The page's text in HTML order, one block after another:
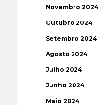
Novembro 2024
Outubro 2024
Setembro 2024
Agosto 2024
Julho 2024
Junho 2024
Maio 2024